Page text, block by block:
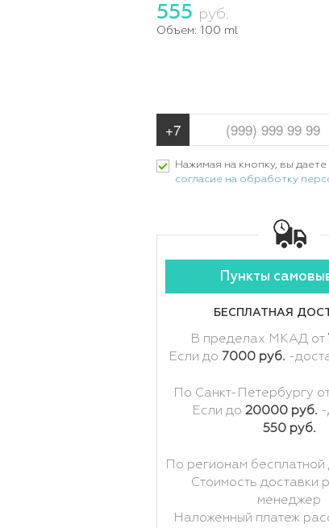
555 руб.
Объем: 100 ml
Нажимая на кнопку, вы даете
согласие на обработку
Пункты
БЕСПЛАТНАЯ
В пределах МКАД от
Если до 7000 руб. -
По Санкт-Петербургу
Если до20000 руб. -
550 руб.
По регионам бесплатной
Стоимость доставки
менеджер
Наложенный платеж